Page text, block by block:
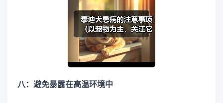
八：避免暴露在高温环境中